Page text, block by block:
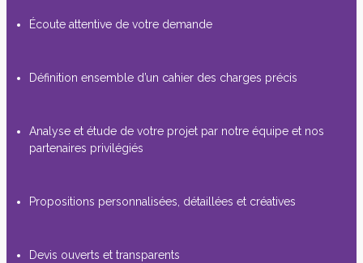
Écoute attentive de votre demande
Définition ensemble d’un cahier des charges précis
Analyse et étude de votre projet par notre équipe et nos
partenaires privilégiés
Propositions personnalisées, détaillées et créatives
Devis ouverts et transparents